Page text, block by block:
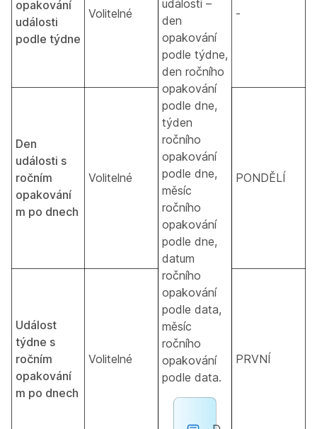
opakování
události
podle týdne
Volitelné
události –
den
opakování
podle týdne,
den ročního
opakování
podle dne,
týden
ročního
opakování
podle dne,
měsíc
ročního
opakování
podle dne,
datum
ročního
opakování
podle data,
měsíc
ročního
opakování
podle data.
-
Den
události s
ročním
opakování
m po dnech
Volitelné PONDĚLÍ
Událost
týdne s
ročním
opakování
m po dnech
Volitelné PRVNÍ